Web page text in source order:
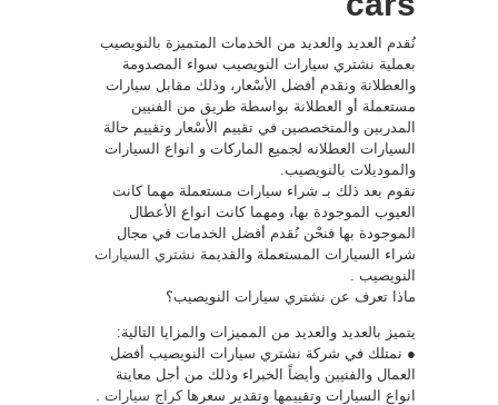
نُقدم العديد والعديد من الخدمات المتميزة بالنويصيب
بعملية نشتري سيارات النويصيب سواء المصدومة
والعطلانة ونقدم أفضل الأسْعار، وذلك مقابل سيارات
مستعملة أو العطلانة بواسطة طريق من الفنيين
المدربين والمتخصصين في تقييم الأسْعار وتقييم حالة
السيارات العطلانه لجميع الماركات و انواع السيارات
والموديلات بالنويصيب.
نقوم بعد ذلك بـ شراء سيارات مستعملة مهما كانت
العيوب الموجودة بها، ومهما كانت انواع الأعطال
الموجودة بها فنحْن نُقدم أفضل الخدمات في مجال
شراء السيارات المستعملة والقديمة نشتري السيارات
النويصيب .
ماذا تعرف عن نشتري سيارات النويصيب؟
يتميز بالعديد والعديد من المميزات والمزايا التالية:
● نمتلك في شركة نشتري سيارات النويصيب أفضل
العمال والفنيين وأيضاً الخبراء وذلك من أجل معاينة
انواع السيارات وتقييمها وتقدير سعرهاكراج سيارات